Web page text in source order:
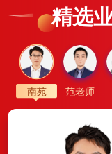
精选
南苑 范老师